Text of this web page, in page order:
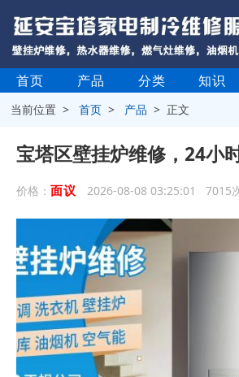
首页 产品 分类 知识
当前位置 >首页 > 产品 > 正文
宝塔区壁挂炉维修，24小
价格： 面议 2026-08-08 03:25:01 7015